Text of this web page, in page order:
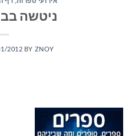
ניטשה
2012 BY ZNOY